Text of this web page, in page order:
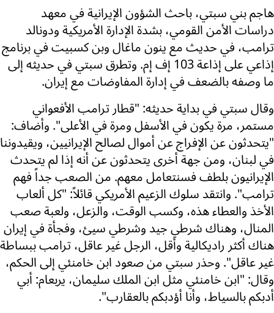
هاجم بني سبتي، باحث الشؤون الإيرانية في معهد
دراسات الأمن القومي، بشدة الإدارة الأمريكية ودونالد
ترامب، في حديث مع ينون ماغال وبن كسبيت في برنامج
إذاعي على إذاعة 103 إف إم. وتطرق سبتي في حديثه إلى
ما وصفه بالضعف في إدارة المفاوضات مع إيران.
وقال سبتي في بداية حديثه: "قطار ترامب الأفعواني
مستمر، مرة يكون في الأسفل ومرة في الأعلى". وأضاف:
"يتحدثون عن الإفراج عن أموال لصالح الإيرانيين، ويقيدوننا
في لبنان، ومن جهة أخرى يتحدثون عن أنه إذا لم يتحدث
الإيرانيون بلطف فسنتعامل معهم. من الصعب جداً فهم
ترامب". وانتقد سلوك الزعيم الأمريكي قائلاً: "كل ألعاب
الأخذ والعطاء هذه، وكسب الوقت، والزعل، ولعبة صعب
المنال، وهناك شرطي جيد وشرطي سيئ، وفجأة في إيران
هناك أكثر راديكالية وأقل، الرجل غير عاقل، ترامب ببساطة
غير عاقل". وحذر سبتي من صعود ابن خامنئي إلى الحكم،
وقال: "ابن خامنئي مثل ابن الملك سليمان، يربعام: أبي
أدبكم بالسياط، وأنا أؤدبكم بالعقارب".